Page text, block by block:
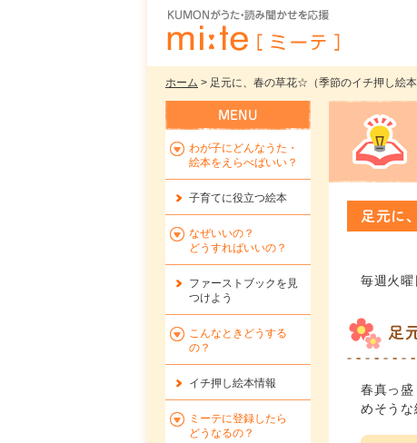
ホーム > 足元に、春の草花☆（季節のイチ押し絵本
足元に
毎週火曜
足
春真っ
めそうな
わが子にどんなうた・
絵本をえらべばいい？
子育てに役立つ絵本
なぜいいの？
どうすればいいの？
ファーストブックを 見
つけよう
こんなときどうする
の？
イチ押し絵本情報
ミーテに登録したら
どうなるの？